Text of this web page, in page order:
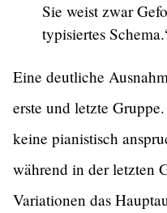
Sie weist zwar
typisiertes
Eine deutliche
erste und letzte
keine pianistisch
während in der letzten
Variationen das